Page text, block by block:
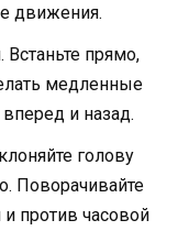
движения.
прямо,
медленные
и назад.
голову
Поворачивайте
и против часовой